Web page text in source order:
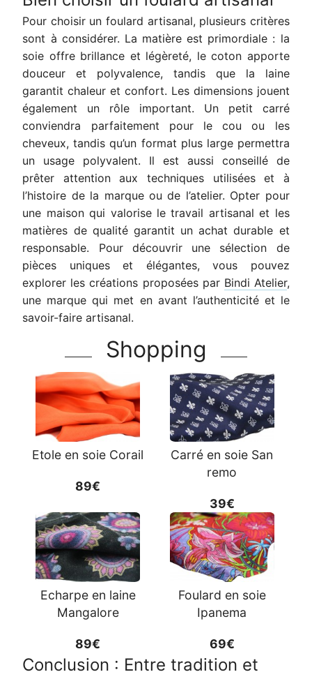
Pour choisir un foulard artisanal, plusieurs critères
sont à considérer. La matière est primordiale : la
soie offre brillance et légèreté, le coton apporte
douceur et polyvalence, tandis que la laine
garantit chaleur et confort. Les dimensions jouent
également un rôle important. Un petit carré
conviendra parfaitement pour le cou ou les
cheveux, tandis qu’un format plus large permettra
un usage polyvalent. Il est aussi conseillé de
prêter attention aux techniques utilisées et à
l’histoire de la marque ou de l’atelier. Opter pour
une maison qui valorise le travail artisanal et les
matières de qualité garantit un achat durable et
responsable. Pour découvrir une sélection de
pièces uniques et élégantes, vous pouvez
explorer les créations proposées par Bindi Atelier,
une marque qui met en avant l’authenticité et le
savoir-faire artisanal.
Shopping
Etole en soie Corail
89€
Carré en soie San
remo
39€
Echarpe en laine
Mangalore
89€
Foulard en soie
Ipanema
69€
Conclusion : Entre tradition et